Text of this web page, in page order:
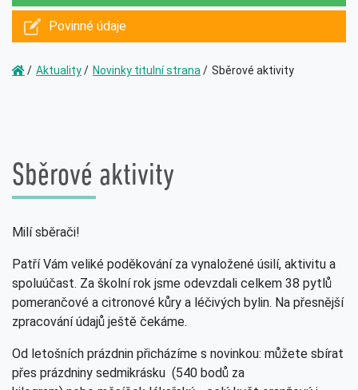
Povinné údaje
Aktuality Novinky titulní strana Sběrové aktivity
Sběrové aktivity
Milí sběrači!
Patří Vám veliké poděkování za vynaložené úsilí, aktivitu a
spoluúčast. Za školní rok jsme odevzdali celkem 38 pytlů
pomerančové a citronové kůry a léčivých bylin. Na přesnější
zpracování údajů ještě čekáme.
Od letošních prázdnin přicházíme s novinkou: můžete sbírat
přes prázdniny sedmikrásku (540 bodů za